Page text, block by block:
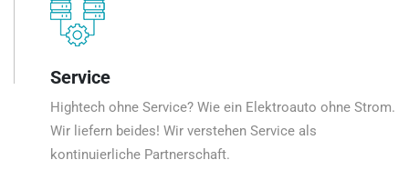
Service
Hightech ohne Service? Wie ein Elektroauto ohne Strom.
Wir liefern beides! Wir verstehen Service als
kontinuierliche Partnerschaft.